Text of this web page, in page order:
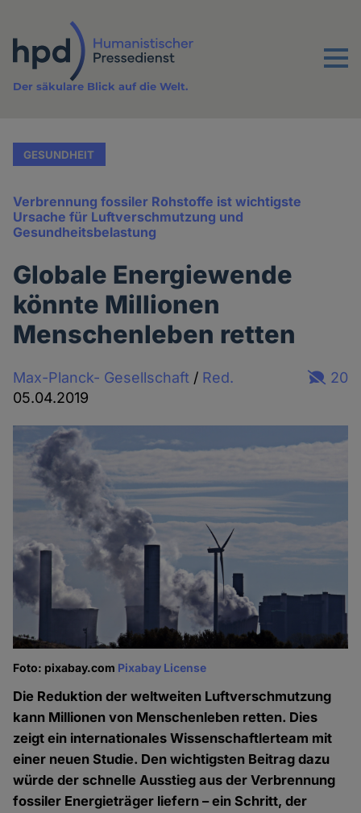
Inhalt
Menu
Der säkulare Blick auf die Welt.
GESUNDHEIT
Verbrennung fossiler Rohstoffe ist wichtigste
Ursache für Luftverschmutzung und
Gesundheitsbelastung
Globale Energiewende
könnte Millionen
Menschenleben retten
Max-Planck- Gesellschaft / Red.
05.04.2019
20
Foto: pixabay.com Pixabay License
Die Reduktion der weltweiten Luftverschmutzung
kann Millionen von Menschenleben retten. Dies
zeigt ein internationales Wissenschaftlerteam mit
einer neuen Studie. Den wichtigsten Beitrag dazu
würde der schnelle Ausstieg aus der Verbrennung
fossiler Energieträger liefern – ein Schritt, der